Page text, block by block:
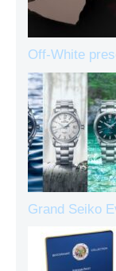
Off-White
Grand Seiko